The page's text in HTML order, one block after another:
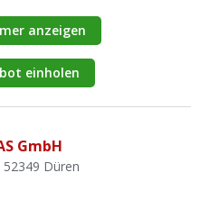
anzeigen
einholen
GmbH
Düren